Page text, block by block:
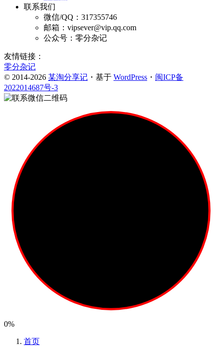
联系我们
微信/QQ：317355746
邮箱：vipsever@vip.qq.com
公众号：零分杂记
友情链接：
零分杂记
© 2014-2026 某淘分享记 ・基于 WordPress ・ 闽ICP备
2022014687号-3
0%
首页